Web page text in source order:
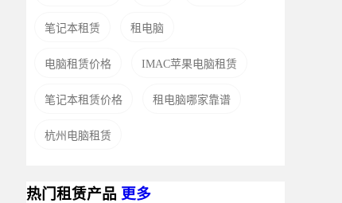
笔记本租赁 租电脑
电脑租赁价格 IMAC苹果电脑租赁
笔记本租赁价格 租电脑哪家靠谱
杭州电脑租赁
热门租赁产品 更多